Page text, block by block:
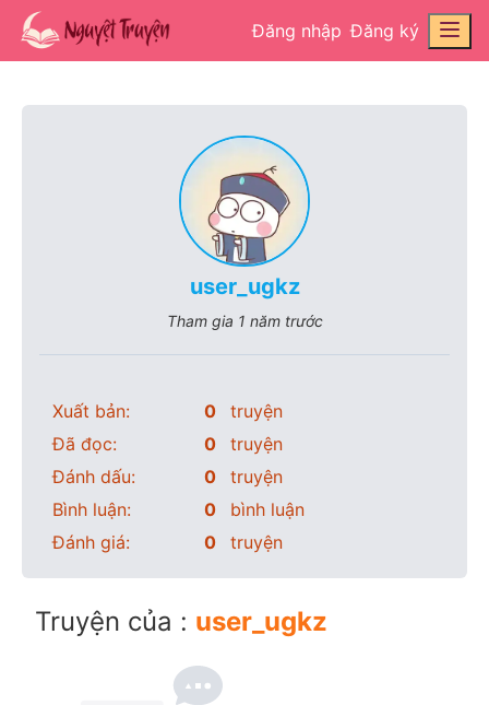
Đăng nhập Đăng ký
user_ugkz
Tham gia 1 năm trước
Xuất bản: 0
truyện
Đã đọc:
0
truyện
Đánh dấu:
0
truyện
Bình luận:
0
bình luận
Đánh giá:
0 truyện
Truyện của : user_ugkz